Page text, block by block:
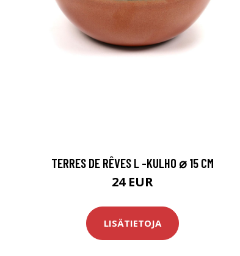
TERRES DE RÊVES L -KULHO ⌀ 15 CM
24 EUR
LISÄTIETOJA